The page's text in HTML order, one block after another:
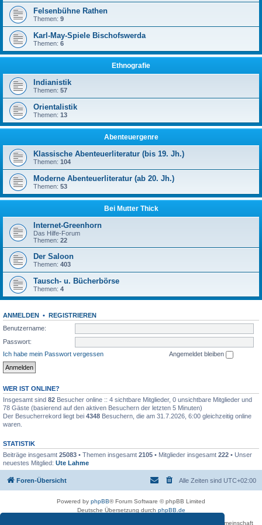
Felsenbühne Rathen
Themen: 9
Karl-May-Spiele Bischofswerda
Themen: 6
Ethnografie
Indianistik
Themen: 57
Orientalistik
Themen: 13
Abenteuergenre
Klassische Abenteuerliteratur (bis 19. Jh.)
Themen: 104
Moderne Abenteuerliteratur (ab 20. Jh.)
Themen: 53
Bei Mutter Thick
Internet-Greenhorn
Das Hilfe-Forum
Themen: 22
Der Saloon
Themen: 403
Tausch- u. Bücherbörse
Themen: 4
ANMELDEN • REGISTRIEREN
Benutzername:
Passwort:
Ich habe mein Passwort vergessen
Angemeldet bleiben
WER IST ONLINE?
Insgesamt sind 82 Besucher online :: 4 sichtbare Mitglieder, 0 unsichtbare Mitglieder und
78 Gäste (basierend auf den aktiven Besuchern der letzten 5 Minuten)
Der Besucherrekord liegt bei 4348 Besuchern, die am 31.7.2026, 6:00 gleichzeitig online
waren.
STATISTIK
Beiträge insgesamt 25083 • Themen insgesamt 2105 • Mitglieder insgesamt 222 • Unser
neuestes Mitglied: Ute Lahme
Foren-Übersicht Alle Zeiten sind UTC+02:00
Powered by phpBB® Forum Software © phpBB Limited
Deutsche Übersetzung durch phpBB.de
Betreiber des Forums für die Karl-May-Vereinigung – Arbeits- und Forschungsgemeinschaft